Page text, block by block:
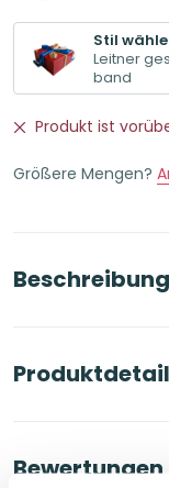
Stil
Leitner
band
Produkt ist
Größere Mengen?
Beschreibung
Bewertungen